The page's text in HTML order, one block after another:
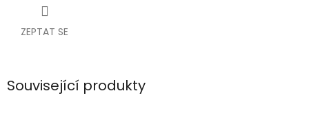
ZEPTAT SE
Související produkty